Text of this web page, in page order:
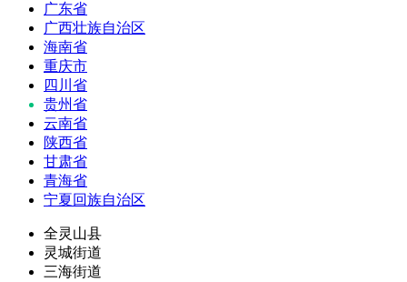
广东省
广西壮族自治区
海南省
重庆市
四川省
贵州省
云南省
陕西省
甘肃省
青海省
宁夏回族自治区
全灵山县
灵城街道
三海街道